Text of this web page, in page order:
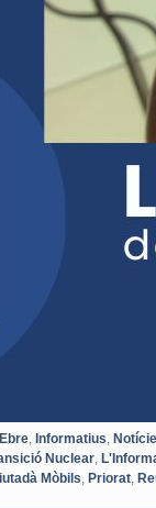
, Informatius,
Nuclear,
Mòbils, Priorat,